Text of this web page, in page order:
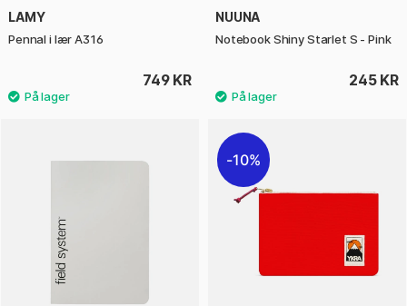
LAMY
Pennal i lær A316
749 KR
NUUNA
Notebook Shiny Starlet S - Pink
245 KR
10%